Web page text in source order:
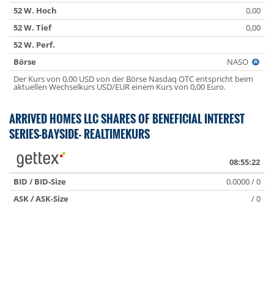
52 W. Hoch
0,00
52 W. Tief
0,00
52 W. Perf.
Börse
NASO
Der Kurs von 0,00 USD von der Börse Nasdaq OTC entspricht beim
aktuellen Wechselkurs USD/EUR einem Kurs von 0,00 Euro.
ARRIVED HOMES LLC SHARES OF BENEFICIAL INTEREST
SERIES-BAYSIDE- REALTIMEKURS
08:55:22
BID / BID-Size
0.0000 / 0
ASK / ASK-Size
/ 0